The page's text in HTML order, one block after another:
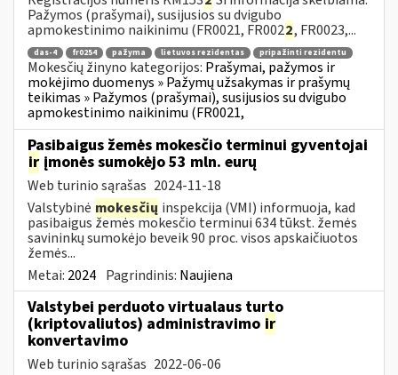
Pažymos (prašymai), susijusios su dvigubo
apmokestinimo naikinimu (FR0021, FR0022, FR0023,...
das-4 fr0254 pažyma lietuvos rezidentas pripažinti rezidentu
Mokesčių žinyno kategorijos: Prašymai, pažymos ir
mokėjimo duomenys » Pažymų užsakymas ir prašymų
teikimas » Pažymos (prašymai), susijusios su dvigubo
apmokestinimo naikinimu (FR0021,
Pasibaigus žemės mokesčio terminui gyventojai
ir įmonės sumokėjo 53 mln. eurų
Web turinio sąrašas 2024-11-18
Valstybinė mokesčių inspekcija (VMI) informuoja, kad
pasibaigus žemės mokesčio terminui 634 tūkst. žemės
savininkų sumokėjo beveik 90 proc. visos apskaičiuotos
žemės...
Metai: 2024 Pagrindinis: Naujiena
Valstybei perduoto virtualaus turto
(kriptovaliutos) administravimo ir
konvertavimo
Web turinio sąrašas 2022-06-06